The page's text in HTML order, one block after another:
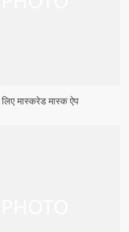
मास्करेड मास्क ऐप